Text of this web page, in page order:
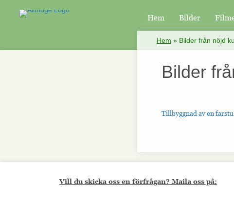
Hem Bilder
Hem » Bilder från nöjd
Bilder
Tillbyggnad av en
Vill du skicka oss en förfrågan? Maila oss på: